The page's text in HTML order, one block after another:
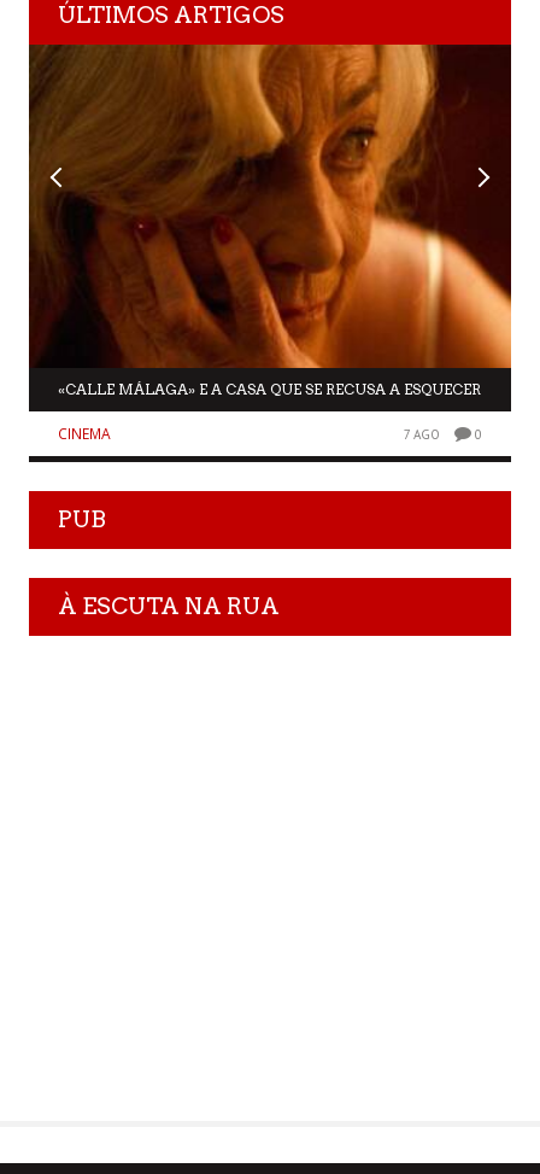
ÚLTIMOS ARTIGOS
«CALLE MÁLAGA» E A CASA QUE SE RECUSA A ESQUECER
CINEMA 7 AGO 0
PUB
À ESCUTA NA RUA